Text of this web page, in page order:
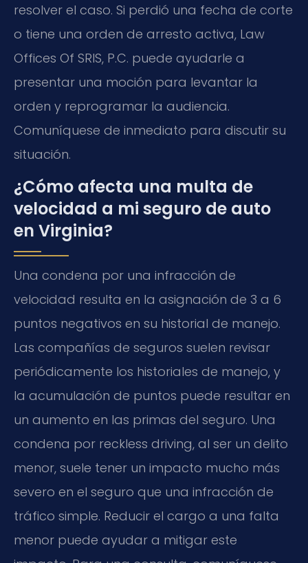
resolver el caso. Si perdió una fecha de corte
o tiene una orden de arresto activa, Law
Offices Of SRIS, P.C. puede ayudarle a
presentar una moción para levantar la
orden y reprogramar la audiencia.
Comuníquese de inmediato para discutir su
situación.
¿Cómo afecta una multa de
velocidad a mi seguro de auto
en Virginia?
Una condena por una infracción de
velocidad resulta en la asignación de 3 a 6
puntos negativos en su historial de manejo.
Las compañías de seguros suelen revisar
periódicamente los historiales de manejo, y
la acumulación de puntos puede resultar en
un aumento en las primas del seguro. Una
condena por reckless driving, al ser un delito
menor, suele tener un impacto mucho más
severo en el seguro que una infracción de
tráfico simple. Reducir el cargo a una falta
menor puede ayudar a mitigar este